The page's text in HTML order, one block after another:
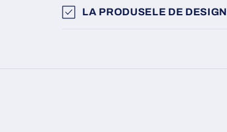
LA PRODUSELE DE DESIGN